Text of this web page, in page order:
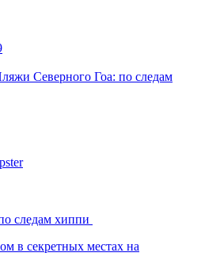
следам хиппи
в секретных местах на